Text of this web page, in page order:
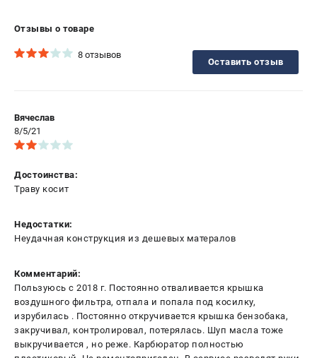
Отзывы о товаре
8 отзывов
Оставить отзыв
Вячеслав
8/5/21
Достоинства:
Траву косит
Недостатки:
Неудачная конструкция из дешевых матералов
Комментарий:
Пользуюсь с 2018 г. Постоянно отваливается крышка
воздушного фильтра, отпала и попала под косилку,
изрубилась . Постоянно откручивается крышка бензобака,
закручивал, контролировал, потерялась. Шуп масла тоже
выкручивается , но реже. Карбюратор полностью